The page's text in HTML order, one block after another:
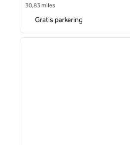
30,83 miles
Gratis parkering
1 av 6